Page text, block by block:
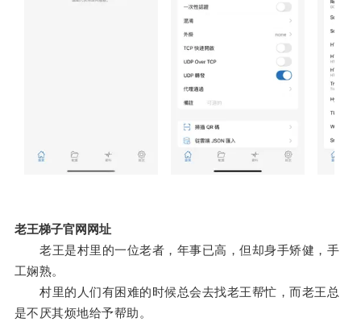
老王梯子官网网址
老王是村里的一位老者，年事已高，但却身手矫健，手
工娴熟。
村里的人们有困难的时候总会去找老王帮忙，而老王总
是不厌其烦地给予帮助。